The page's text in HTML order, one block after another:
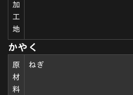
加
工
地
かやく
原
材
料
ねぎ